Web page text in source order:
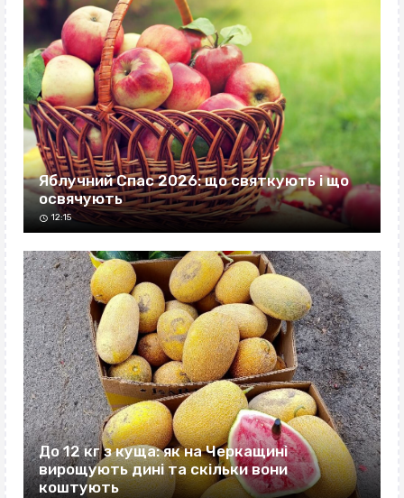
Яблучний Спас 2026: що святкують і що
освячують
12:15
До 12 кг з куща: як на Черкащині
вирощують дині та скільки вони
коштують